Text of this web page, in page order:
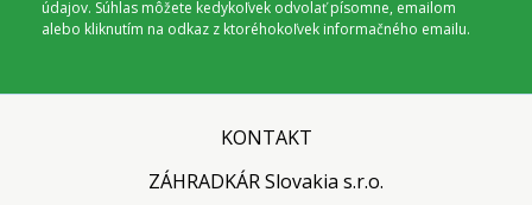
údajov. Súhlas môžete kedykoľvek odvolať písomne, emailom
alebo kliknutím na odkaz z ktoréhokoľvek informačného emailu.
KONTAKT
ZÁHRADKÁR Slovakia s.r.o.